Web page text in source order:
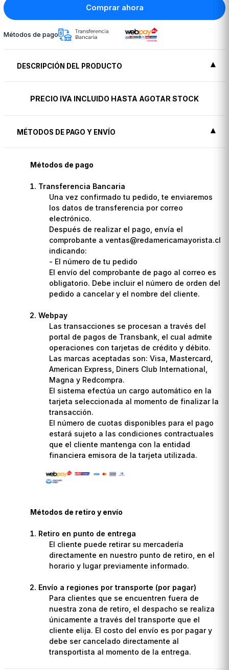
Comprar ahora
Métodos de pago
DESCRIPCIÓN DEL PRODUCTO
PRECIO IVA INCLUIDO HASTA AGOTAR STOCK
MÉTODOS DE PAGO Y ENVÍO
Métodos de pago
Transferencia Bancaria
Una vez confirmado tu pedido, te enviaremos
los datos de transferencia por correo
electrónico.
Después de realizar el pago, envía el
comprobante a ventas@redamericamayorista.cl
indicando:
- El número de tu pedido
El envío del comprobante de pago al correo es
obligatorio. Debe incluir el número de orden del
pedido a cancelar y el nombre del cliente.
Webpay
Las transacciones se procesan a través del
portal de pagos de Transbank, el cual admite
operaciones con tarjetas de crédito y débito.
Las marcas aceptadas son: Visa, Mastercard,
American Express, Diners Club International,
Magna y Redcompra.
El sistema efectúa un cargo automático en la
tarjeta seleccionada al momento de finalizar la
transacción.
El número de cuotas disponibles para el pago
estará sujeto a las condiciones contractuales
que el cliente mantenga con la entidad
financiera emisora de la tarjeta utilizada.
Métodos de retiro y envío
Retiro en punto de entrega
El cliente puede retirar su mercadería
directamente en nuestro punto de retiro, en el
horario y lugar previamente informado.
Envío a regiones por transporte (por pagar)
Para clientes que se encuentren fuera de
nuestra zona de retiro, el despacho se realiza
únicamente a través del transporte que el
cliente elija. El costo del envío es por pagar y
debe ser cancelado directamente al
transportista al momento de la entrega.